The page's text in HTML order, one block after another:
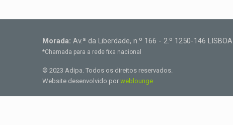
Morada: Av.ª da Liberdade, n.º 166 - 2.º 1250-146 LISBOA
*Chamada para a rede fixa nacional
© 2023 Adipa. Todos os direitos reservados.
Website desenvolvido por weblounge